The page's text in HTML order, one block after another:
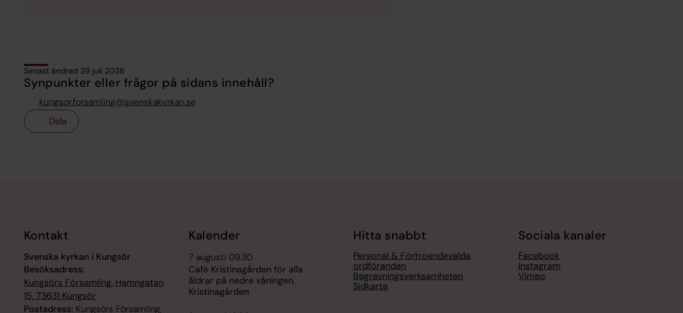
Senast ändrad 29 juli 2026
Synpunkter eller frågor på sidans innehåll?
kungsor.forsamling@svenskakyrkan.se
Dela
Kontakt
Svenska kyrkan i Kungsör
Besöksadress:
Kungsörs Församling, Hamngatan
15, 73631 Kungsör
Postadress: Kungsörs Församling,
Kalender
7 augusti 09.30
Café Kristinagården för alla
åldrar på nedre våningen,
Kristinagården
Hitta snabbt
Personal & Förtroendevalda
ordföranden
Begravningsverksamheten
Sidkarta
Sociala kanaler
Facebook
Instagram
Vimeo